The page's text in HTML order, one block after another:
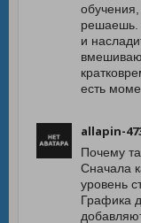
решаешь.
и
есть
allapin-
Почему
Сначала
уровень
Графика